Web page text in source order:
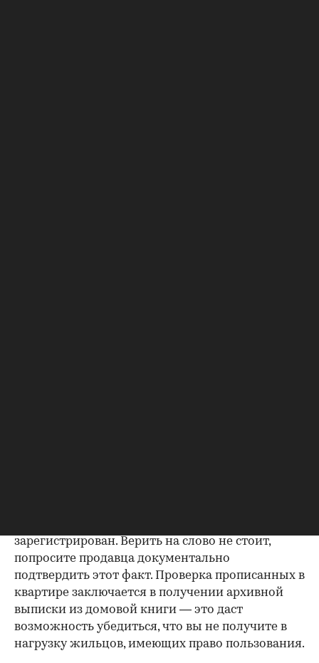
зарегистрирован. Верить на слово не стоит,
попросите продавца документально
подтвердить этот факт. Проверка прописанных в
квартире заключается в получении архивной
выписки из домовой книги — это даст
возможность убедиться, что вы не получите в
нагрузку жильцов, имеющих право пользования.